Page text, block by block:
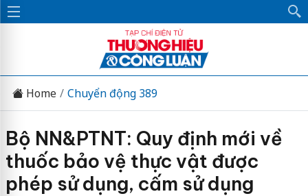
Home Chuyển động 389
Bộ NN&PTNT: Quy định mới về
thuốc bảo vệ thực vật được
phép sử dụng, cấm sử dụng